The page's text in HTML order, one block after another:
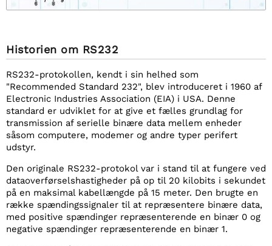
Historien om RS232
RS232-protokollen, kendt i sin helhed som
"Recommended Standard 232", blev introduceret i 1960 af
Electronic Industries Association (EIA) i USA. Denne
standard er udviklet for at give et fælles grundlag for
transmission af serielle binære data mellem enheder
såsom computere, modemer og andre typer perifert
udstyr.
Den originale RS232-protokol var i stand til at fungere ved
dataoverførselshastigheder på op til 20 kilobits i sekundet
på en maksimal kabellængde på 15 meter. Den brugte en
række spændingssignaler til at repræsentere binære data,
med positive spændinger repræsenterende en binær 0 og
negative spændinger repræsenterende en binær 1.